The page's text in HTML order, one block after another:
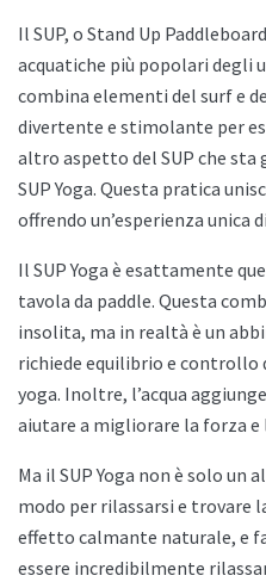
Il SUP, o Stand Up
acquatiche più popolari degli
combina elementi del surf e
divertente e stimolante per
altro aspetto del SUP che
SUP Yoga. Questa pratica
offrendo un’esperienza unica
Il SUP Yoga è esattamente
tavola da paddle. Questa
insolita, ma in realtà è un
richiede equilibrio e controllo
yoga. Inoltre, l’acqua
aiutare a migliorare la forza
Ma il SUP Yoga non è solo un
modo per rilassarsi e trovare
effetto calmante naturale, e
essere incredibilmente